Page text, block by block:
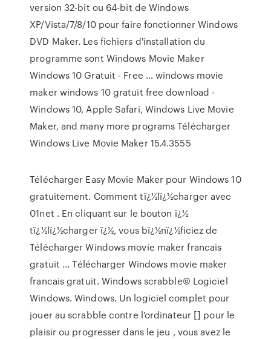
version 32-bit ou 64-bit de Windows
XP/Vista/7/8/10 pour faire fonctionner Windows
DVD Maker. Les fichiers d'installation du
programme sont Windows Movie Maker
Windows 10 Gratuit - Free … windows movie
maker windows 10 gratuit free download -
Windows 10, Apple Safari, Windows Live Movie
Maker, and many more programs Télécharger
Windows Live Movie Maker 15.4.3555
Télécharger Easy Movie Maker pour Windows 10
gratuitement. Comment tï¿½lï¿½charger avec
01net . En cliquant sur le bouton ï¿½
tï¿½lï¿½charger ï¿½, vous bï¿½nï¿½ficiez de
Télécharger Windows movie maker francais
gratuit ... Télécharger Windows movie maker
francais gratuit. Windows scrabble© Logiciel
Windows. Windows. Un logiciel complet pour
jouer au scrabble contre l'ordinateur [] pour le
plaisir ou progresser dans le jeu , vous avez le